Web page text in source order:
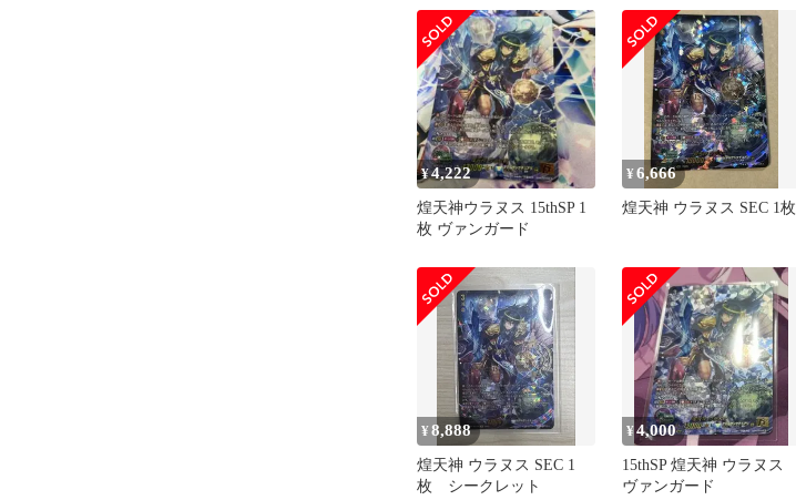
ちゅうてつ SR34
ド,DZシリーズ,スペシャ
ルシリーズ
DZ/SS16/SEC06SEC 煌天
神 ウラヌス SEC 1枚
¥4,222
煌天神ウラヌス 15thSP 1
枚 ヴァンガード
¥6,666
煌天神 ウラヌス SEC 1枚
¥8,888
煌天神 ウラヌス SEC 1
枚 シークレット
¥4,000
15thSP 煌天神 ウラヌス
ヴァンガード